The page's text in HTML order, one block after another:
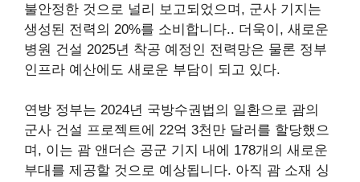
불안정한 것으로 널리 보고되었으며, 군사 기지는
생성된 전력의 20%를 소비합니다.. 더욱이, 새로운
병원 건설 2025년 착공 예정인 전력망은 물론 정부
인프라 예산에도 새로운 부담이 되고 있다.
연방 정부는 2024년 국방수권법의 일환으로 괌의
군사 건설 프로젝트에 22억 3천만 달러를 할당했으
며, 이는 괌 앤더슨 공군 기지 내에 178개의 새로운
부대를 제공할 것으로 예상됩니다. 아직 괌 소재 싱